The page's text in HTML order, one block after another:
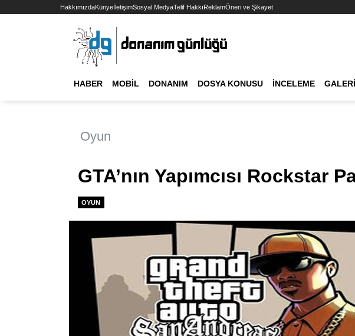
HakkımızdaKünyeİletişimSosyal MedyaTelif HakkıReklamÖneri ve Şikayet
HABER MOBIL DONANIM DOSYA KONUSU İNCELEME GALERI
Oyun
GTA’nın Yapımcısı Rockstar
OYUN